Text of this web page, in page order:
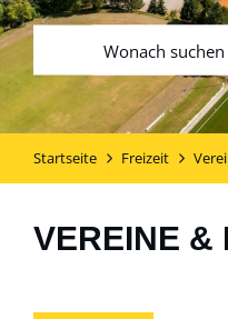
Startseite Freizeit
VEREINE &